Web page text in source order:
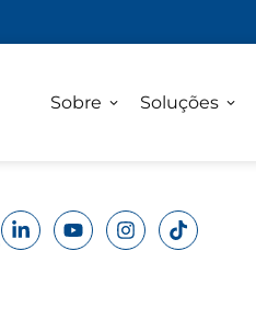
Sobre Soluções